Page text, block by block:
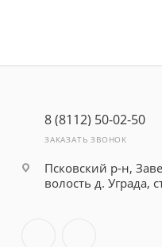
8 (8112) 50-02-50
ЗАКАЗАТЬ ЗВОНОК
Псковский р-н,
волость д. Уграда,